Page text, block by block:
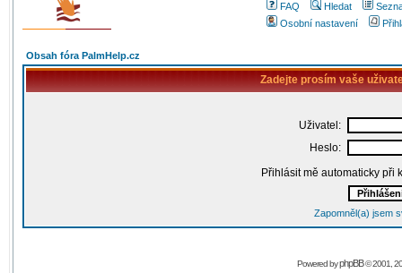
FAQ Hledat
Osobní nastavení
Obsah fóra PalmHelp.cz
Zadejte prosím vaše
Uživatel:
Heslo:
Přihlásit mě automaticky při
Zapomněl(a) jsem
Powered byphpBB© 2001,